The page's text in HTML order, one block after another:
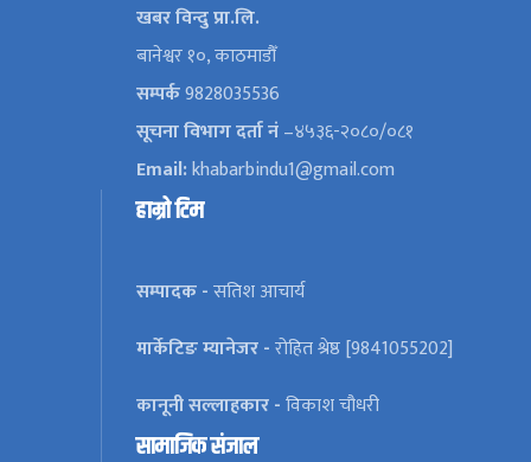
खबर विन्दु प्रा.लि.
बानेश्वर १०, काठमाडौँ
सम्पर्क9828035536
सूचना विभाग दर्ता नं–४५३६-२०८०/०८१
Email:khabarbindu1@gmail.com
हाम्रो टिम
सम्पादक -सतिश आचार्य
मार्केटिङ म्यानेजर -रोहित श्रेष्ठ [9841055202]
कानूनी सल्लाहकार -विकाश चौधरी
सामाजिक संजाल